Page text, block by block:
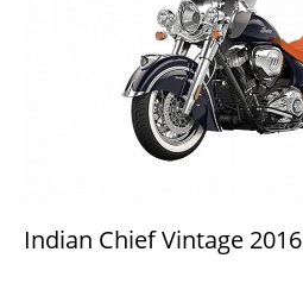
Indian Chief Vintage 2016